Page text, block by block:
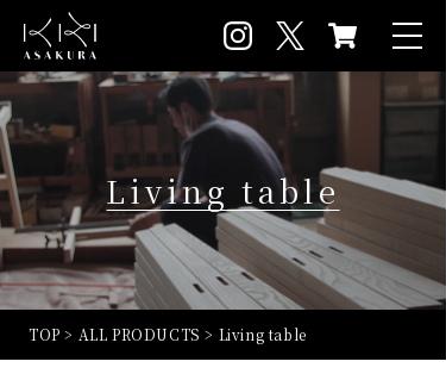
Living table
TOP > ALL PRODUCTS > Living table